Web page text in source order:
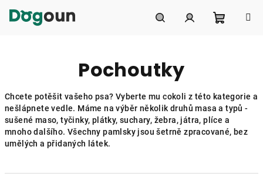
Pochoutky
Chcete potěšit vašeho psa? Vyberte mu cokoli z této kategorie a
nešlápnete vedle. Máme na výběr několik druhů masa a typů -
sušené maso, tyčinky, plátky, suchary, žebra, játra, plíce a
mnoho dalšího. Všechny pamlsky jsou šetrně zpracované, bez
umělých a přidaných látek.